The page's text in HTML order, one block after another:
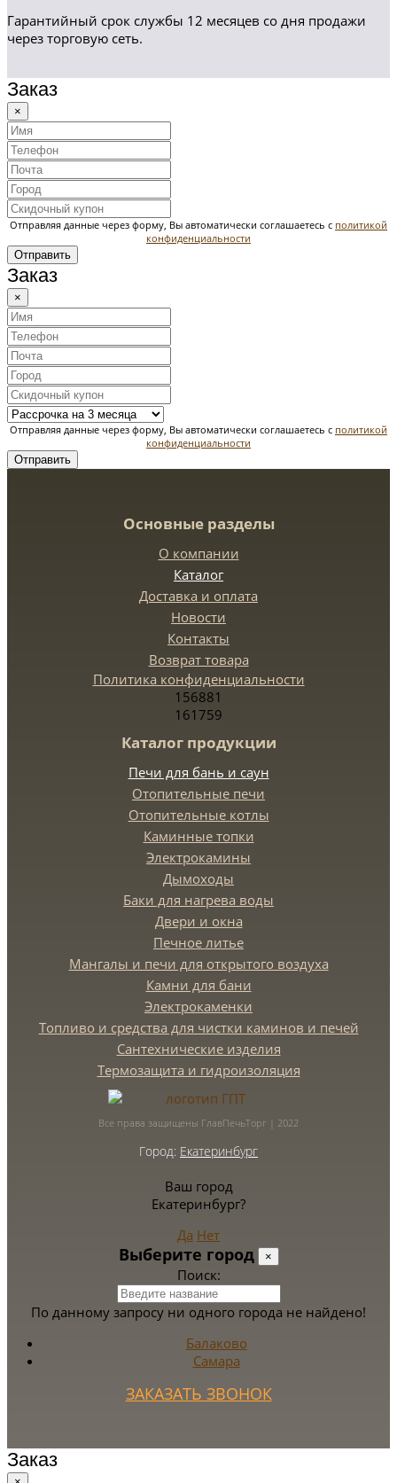
Гарантийный срок службы 12 месяцев со дня продажи
через торговую сеть.
Заказ
×
Отправляя данные через форму, Вы автоматически соглашаетесь с политикой
конфиденциальности
Отправить
Заказ
×
Отправляя данные через форму, Вы автоматически соглашаетесь с политикой
конфиденциальности
Отправить
Основные разделы
О компании
Каталог
Доставка и оплата
Новости
Контакты
Возврат товара
Политика конфиденциальности
156881
161759
Каталог продукции
Печи для бань и саун
Отопительные печи
Отопительные котлы
Каминные топки
Электрокамины
Дымоходы
Баки для нагрева воды
Двери и окна
Печное литье
Мангалы и печи для открытого воздуха
Камни для бани
Электрокаменки
Топливо и средства для чистки каминов и печей
Сантехнические изделия
Термозащита и гидроизоляция
Все права защищены ГлавПечьТорг | 2022
Город: Екатеринбург
Ваш город
Екатеринбург?
Да Нет
Выберите город ×
Поиск:
По данному запросу ни одного города не найдено!
Балаково
Самара
ЗАКАЗАТЬ ЗВОНОК
Заказ